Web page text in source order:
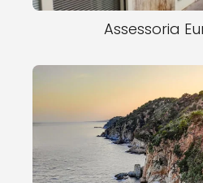
Assessoria